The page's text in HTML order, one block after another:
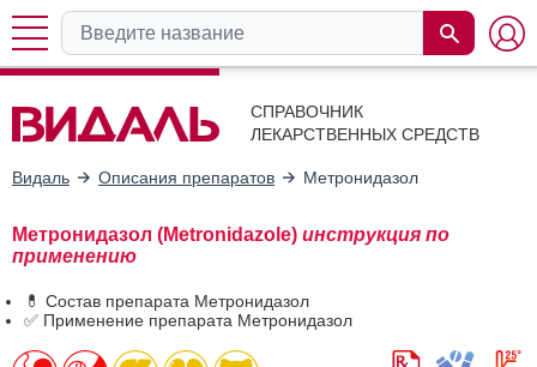
СПРАВОЧНИК
ЛЕКАРСТВЕННЫХ СРЕДСТВ
Видаль Описания препаратов Метронидазол
Метронидазол (Metronidazole) инструкция по
применению
💊 Состав препарата Метронидазол
✅ Применение препарата Метронидазол